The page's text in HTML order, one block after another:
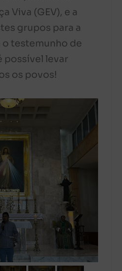
Viva (GEV), e a
grupos para a
testemunho de
possível levar
os povos!